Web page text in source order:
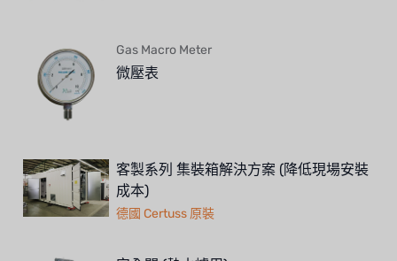
Gas Macro Meter
微壓表
客製系列 集裝箱解決方案 (降低現場安裝
成本)
德國 Certuss 原裝